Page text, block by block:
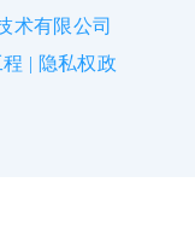
术有限公司
| 隐私权政